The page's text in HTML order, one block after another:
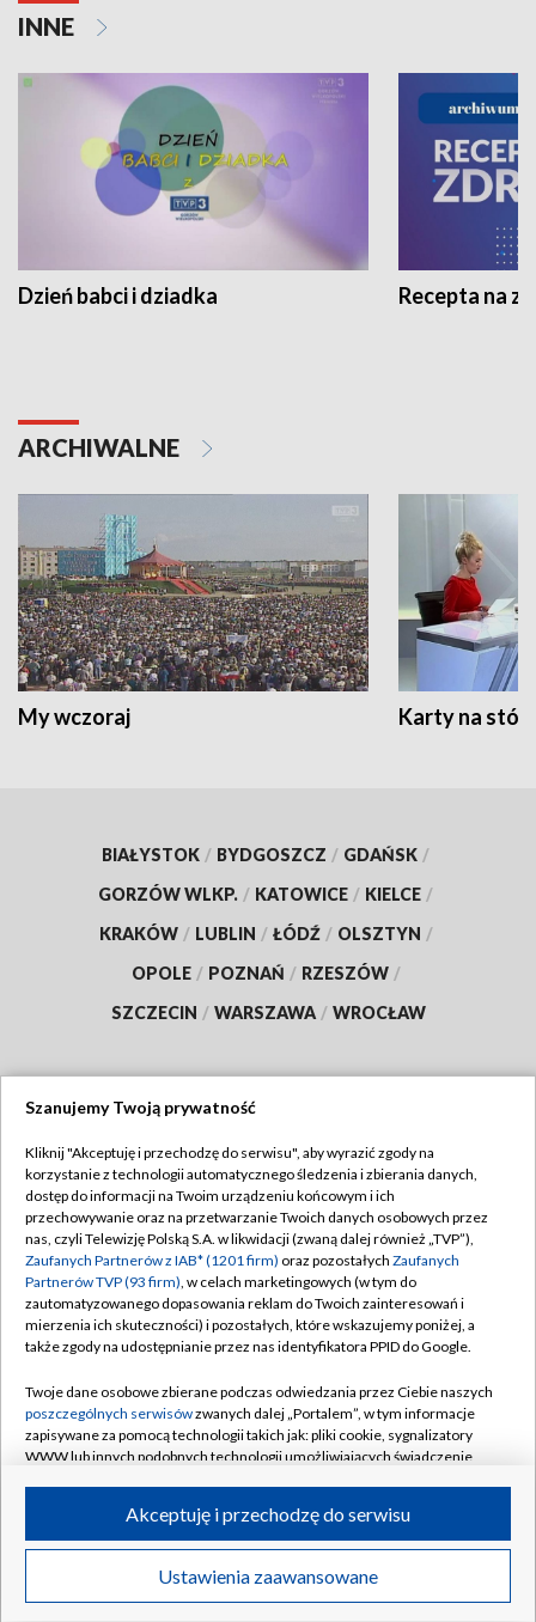
INNE
Dzień babci i dziadka Recepta na
ARCHIWALNE
My wczoraj Karty na
BIAŁYSTOK / BYDGOSZCZ / GDAŃSK /
GORZÓW WLKP. / KATOWICE / KIELCE /
KRAKÓW / LUBLIN / ŁÓDŹ / OLSZTYN /
OPOLE / POZNAŃ / RZESZÓW /
SZCZECIN / WARSZAWA / WROCŁAW
TVP
Abonament TVP
Emisja w TVP
Centrum informacji TVP
Naziemna Telewizja Cyfrowa
Rada Programowa
System NOS
Informacje o nadawcy
Program dla prasy
Ogłoszenie przetargowe
Regulamin TVP
Polityka prywatności
Moje zgody
Pomoc
Kontakt
Kanały
©2026 Telewizja Polska S.A. w likwidacji
Szanujemy Twoją prywatność
Kliknij "Akceptuję i przechodzę do serwisu", aby wyrazić zgody na
korzystanie z technologii automatycznego śledzenia i zbierania danych,
dostęp do informacji na Twoim urządzeniu końcowym i ich
przechowywanie oraz na przetwarzanie Twoich danych osobowych przez
nas, czyli Telewizję Polską S.A. w likwidacji (zwaną dalej również „TVP”),
Zaufanych Partnerów z IAB* (1201 firm) oraz pozostałych Zaufanych
Partnerów TVP (93 firm), w celach marketingowych (w tym do
zautomatyzowanego dopasowania reklam do Twoich zainteresowań i
mierzenia ich skuteczności) i pozostałych, które wskazujemy poniżej, a
także zgody na udostępnianie przez nas identyfikatora PPID do Google.
Twoje dane osobowe zbierane podczas odwiedzania przez Ciebie naszych
poszczególnych serwisówzwanych dalej „Portalem”, w tym informacje
zapisywane za pomocą technologii takich jak: pliki cookie, sygnalizatory
WWW lub innych podobnych technologii umożliwiających świadczenie
ruchu w Internecie.
Twoje dane osobowe zbierane podczas odwiedzania przez Ciebie
poszczególnych serwisówna Portalu, takie jak adresy IP, identyfikatory
Ustawienia zaawansowane
Akceptuję i przechodzę do serwisu